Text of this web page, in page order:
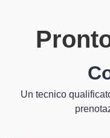
Un tecnico